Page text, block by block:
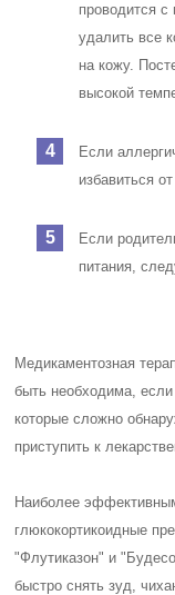
проводится
удалить все
на кожу.
высокой
Если
избавиться
Если
питания,
Медикаментозная
быть необходима,
которые сложно
приступить к
Наиболее
глюкокортикоидные
"Флутиказон" и
быстро снять зуд,